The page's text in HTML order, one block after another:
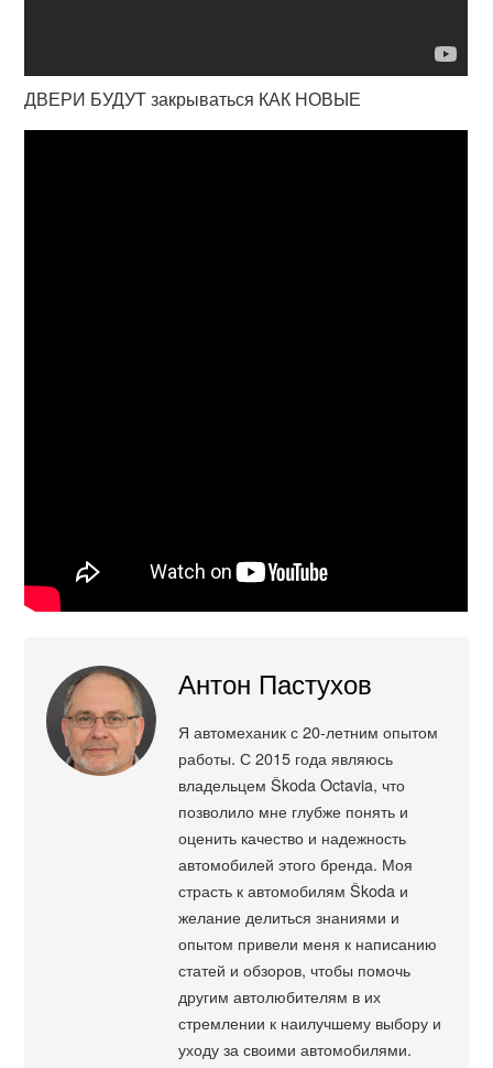
ДВЕРИ БУДУТ закрываться КАК НОВЫЕ
Антон Пастухов
Я автомеханик с 20-летним опытом
работы. С 2015 года являюсь
владельцем Škoda Octavia, что
позволило мне глубже понять и
оценить качество и надежность
автомобилей этого бренда. Моя
страсть к автомобилям Škoda и
желание делиться знаниями и
опытом привели меня к написанию
статей и обзоров, чтобы помочь
другим автолюбителям в их
стремлении к наилучшему выбору и
уходу за своими автомобилями.